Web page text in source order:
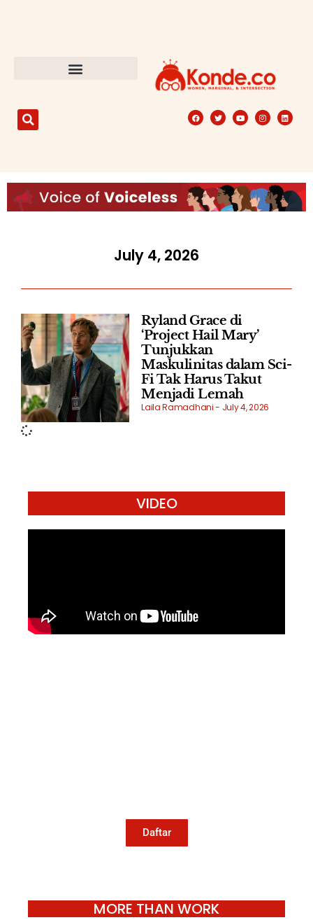
July 4, 2026
Ryland Grace di
‘Project Hail Mary’
Tunjukkan
Maskulinitas dalam Sci-
Fi Tak Harus Takut
Menjadi Lemah
Laila Ramadhani July 4, 2026
VIDEO
Daftar
MORE THAN WORK